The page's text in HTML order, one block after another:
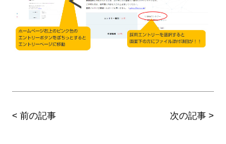
< 前の記事 次の記事 >